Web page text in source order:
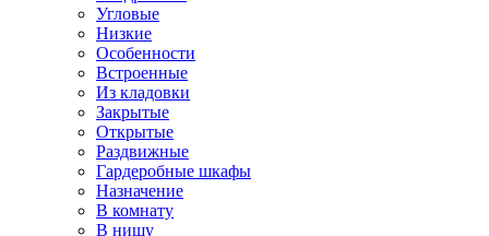
Угловые
Низкие
Особенности
Встроенные
Из кладовки
Закрытые
Открытые
Раздвижные
Гардеробные шкафы
Назначение
В комнату
В нишу